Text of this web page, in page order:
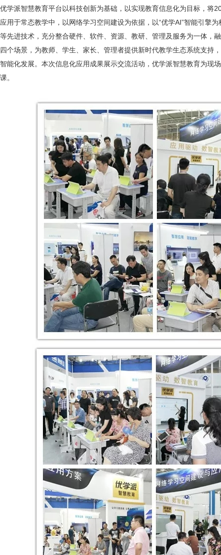
优学派智慧教育平台以科技创新为基础，以实现教育信息化为目标，将
应用于常态教学中，以网络学习空间建设为依据，以“优学AI”智能引擎
等先进技术，充分整合硬件、软件、资源、教研、管理及服务为一体，
四个场景，为教师、学生、家长、管理者提供新时代教学生态系统支持
智能化发展。本次信息化应用成果展示交流活动，优学派智慧教育为现
课。